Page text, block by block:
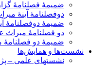
ضمیمۀ فصلنامۀ
دوفصلنامۀ آینۀ
ضمیمۀ دوفصلنامۀ
دو فصلنامۀ میراث
ضمیمۀ دو فصلنامۀ
نشست‌ها و همایش‌ها
نشستهای علمی –